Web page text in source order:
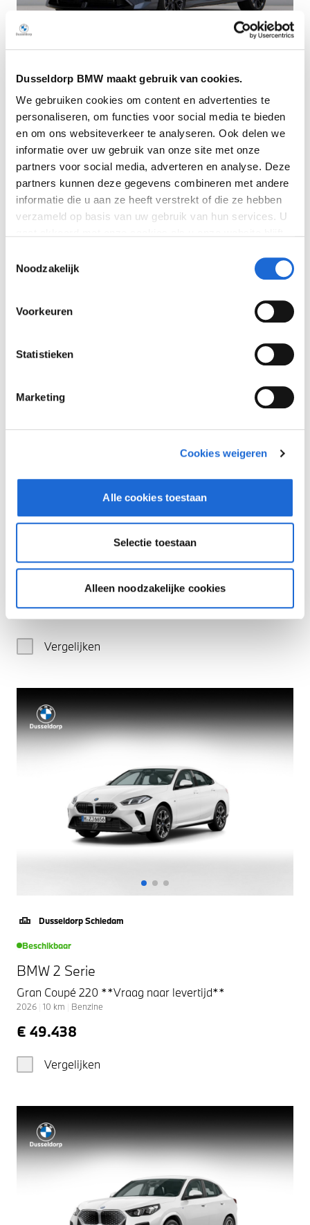
Dusseldorp BMW maakt gebruik van cookies.
We gebruiken cookies om content en advertenties te
personaliseren, om functies voor social media te bieden
en om ons websiteverkeer te analyseren. Ook delen we
informatie over uw gebruik van onze site met onze
partners voor social media, adverteren en analyse. Deze
partners kunnen deze gegevens combineren met andere
informatie die u aan ze heeft verstrekt of die ze hebben
verzameld op basis van uw gebruik van hun services. U
Noodzakelijk
Voorkeuren
Statistieken
Marketing
Cookies weigeren
Alle cookies toestaan
Selectie toestaan
Alleen noodzakelijke cookies
Dusseldorp Deventer
Beschikbaar
BMW 1 Serie
M135 xDrive
2026| 11874km Benzine
€ 74.950
Dusseldorp Alkmaar
Beschikbaar
Cabrio M440i xDrive
Benzine
€ 133.130
Vergelijken
Dusseldorp Schiedam
Beschikbaar
BMW 2 Serie
Gran Coupé 220 **Vraag naar levertijd**
2026 10 km Benzine
€ 49.438
Vergelijken